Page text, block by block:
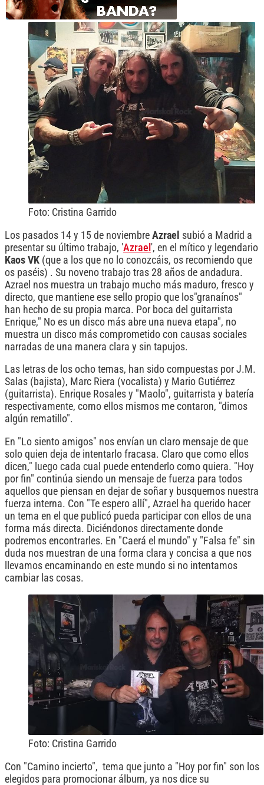
Foto: Cristina Garrido
Los pasados 14 y 15 de noviembre Azrael subió a Madrid a
presentar su último trabajo, 'Azrael ', en el mítico y legendario
Kaos VK (que a los que no lo conozcáis, os recomiendo que
os paséis) . Su noveno trabajo tras 28 años de andadura.
Azrael nos muestra un trabajo mucho más maduro, fresco y
directo, que mantiene ese sello propio que los"granaínos"
han hecho de su propia marca. Por boca del guitarrista
Enrique," No es un disco más abre una nueva etapa", no
muestra un disco más comprometido con causas sociales
narradas de una manera clara y sin tapujos.
Las letras de los ocho temas, han sido compuestas por J.M.
Salas (bajista), Marc Riera (vocalista) y Mario Gutiérrez
(guitarrista). Enrique Rosales y "Maolo", guitarrista y batería
respectivamente, como ellos mismos me contaron, "dimos
algún rematillo".
En "Lo siento amigos" nos envían un claro mensaje de que
solo quien deja de intentarlo fracasa. Claro que como ellos
dicen," luego cada cual puede entenderlo como quiera. "Hoy
por fin" continúa siendo un mensaje de fuerza para todos
aquellos que piensan en dejar de soñar y busquemos nuestra
fuerza interna. Con "Te espero allí", Azrael ha querido hacer
un tema en el que publicó pueda participar con ellos de una
forma más directa. Diciéndonos directamente donde
podremos encontrarles. En "Caerá el mundo" y "Falsa fe" sin
duda nos muestran de una forma clara y concisa a que nos
llevamos encaminando en este mundo si no intentamos
cambiar las cosas.
Foto: Cristina Garrido
Con "Camino incierto", tema que junto a "Hoy por fin" son los
elegidos para promocionar álbum, ya nos dice su